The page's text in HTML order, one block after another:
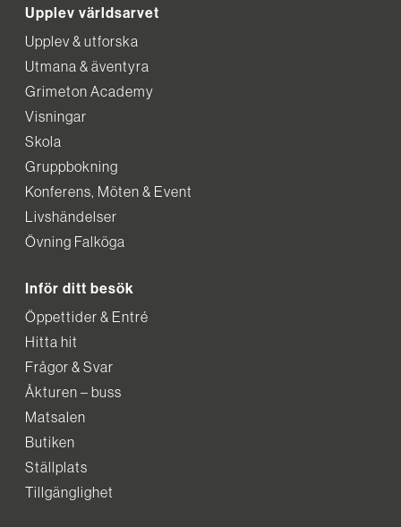
Upplev världsarvet
Upplev & utforska
Utmana & äventyra
Grimeton Academy
Visningar
Skola
Gruppbokning
Konferens, Möten & Event
Livshändelser
Övning Falköga
Inför ditt besök
Öppettider & Entré
Hitta hit
Frågor & Svar
Åkturen – buss
Matsalen
Butiken
Ställplats
Tillgänglighet